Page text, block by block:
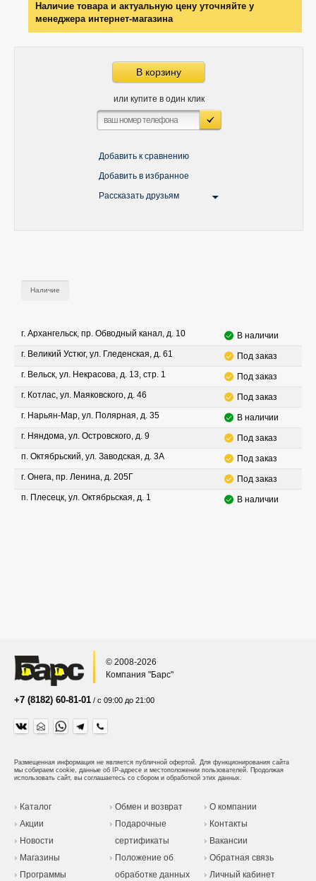
Наличие товара и актуальную цену уточняйте у
менеджера интернет-магазина
В корзину
или купите в один клик
Добавить к сравнению
Добавить в избранное
Рассказать друзьям
Наличие
г. Архангельск, пр. Обводный канал, д. 10
В наличии
г. Великий Устюг, ул. Гледенская, д. 61
Под заказ
г. Вельск, ул. Некрасова, д. 13, стр. 1
Под заказ
г. Котлас, ул. Маяковского, д. 46
Под заказ
г. Нарьян-Мар, ул. Полярная, д. 35
В наличии
г. Няндома, ул. Островского, д. 9
Под заказ
п. Октябрьский, ул. Заводская, д. 3А
Под заказ
г. Онега, пр. Ленина, д. 205Г
Под заказ
п. Плесецк, ул. Октябрьская, д. 1
В наличии
© 2008-2026
Компания "Барс"
+7 (8182) 60-81-01 / с 09:00 до 21:00
Размещенная информация не является публичной офертой. Для функционирования сайта
мы собираем cookie, данные об IP-адресе и местоположении пользователей. Продолжая
использовать сайт, вы соглашаетесь со сбором и обработкой этих данных.
Каталог
Акции
Новости
Магазины
Программы
Обмен и возврат
Подарочные
сертификаты
Положение об
обработке данных
О компании
Контакты
Вакансии
Обратная связь
Личный кабинет